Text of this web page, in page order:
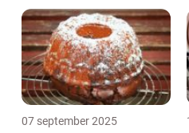
07 september 2025